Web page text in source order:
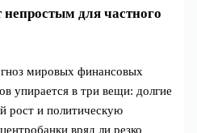
непростым для частного
мировых финансовых
упирается в три вещи: долгие
рост и политическую
вряд ли резко